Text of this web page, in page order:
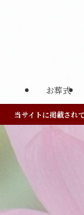
お葬式
当サイトに掲載され